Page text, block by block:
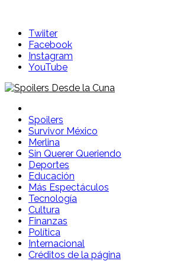
Twiiter
Facebook
Instagram
YouTube
Spoilers Desde la Cuna
Sitio con información sobre series,
Spoilers
Survivor México
Merlina
Sin Querer Queriendo
Deportes
Educación
Más Espectáculos
Tecnología
Cultura
Finanzas
Política
Internacional
Créditos de la página